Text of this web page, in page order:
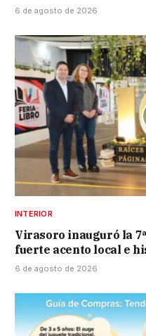
6 de agosto de 2026
INTERIOR
Virasoro inauguró la
fuerte acento local e
6 de agosto de 2026